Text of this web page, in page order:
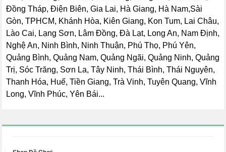
Đồng Tháp, Điện Biên, Gia Lai, Hà Giang, Hà Nam,Sài
Gòn, TPHCM, Khánh Hòa, Kiên Giang, Kon Tum, Lai Châu,
Lào Cai, Lạng Sơn, Lâm Đồng, Đà Lạt, Long An, Nam Định,
Nghệ An, Ninh Bình, Ninh Thuận, Phú Thọ, Phú Yên,
Quảng Bình, Quảng Nam, Quảng Ngãi, Quảng Ninh, Quảng
Trị, Sóc Trăng, Sơn La, Tây Ninh, Thái Bình, Thái Nguyên,
Thanh Hóa, Huế, Tiền Giang, Trà Vinh, Tuyên Quang, Vĩnh
Long, Vĩnh Phúc, Yên Bái...